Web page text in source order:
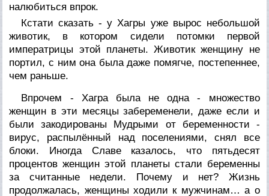
налюбиться впрок.
Кстати сказать - у Хагры уже вырос небольшой
животик, в котором сидели потомки первой
императрицы этой планеты. Животик женщину не
портил, с ним она была даже помягче, постепеннее,
чем раньше.
Впрочем - Хагра была не одна - множество
женщин в эти месяцы забеременели, даже если и
были закодированы Мудрыми от беременности -
вирус, распылённый над поселениями, снял все
блоки. Иногда Славе казалось, что пятьдесят
процентов женщин этой планеты стали беременны
за считанные недели. Почему и нет? Жизнь
продолжалась, женщины ходили к мужчинам… а о